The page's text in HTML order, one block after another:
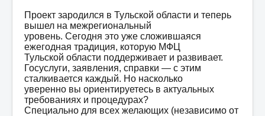
Проект зародился в Тульской области и теперь
вышел на межрегиональный
уровень. Сегодня это уже сложившаяся
ежегодная традиция, которую МФЦ
Тульской области поддерживает и развивает.
Госуслуги, заявления, справки — с этим
сталкивается каждый. Но насколько
уверенно вы ориентируетесь в актуальных
требованиях и процедурах?
Специально для всех желающих (независимо от